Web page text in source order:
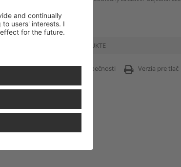
INFORMÁCIE O PRODUKTE
Informácie o bezpečnosti
Verzia pre tlač